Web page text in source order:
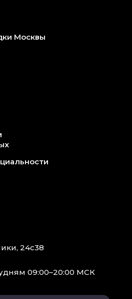
Москвы
24с38
09:00–20:00 МСК